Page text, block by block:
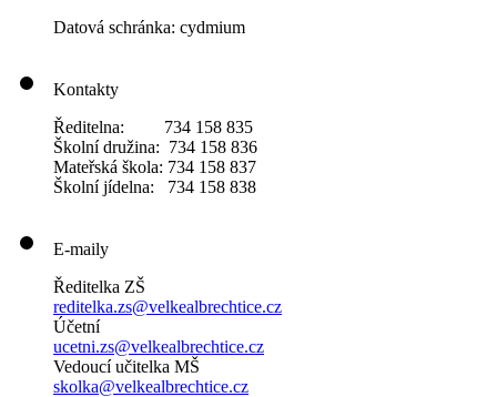
Datová schránka: cydmium
Kontakty
Ředitelna: 734 158 835
Školní družina: 734 158 836
Mateřská škola: 734 158 837
Školní jídelna: 734 158 838
E-maily
Ředitelka ZŠ
reditelka.zs@velkealbrechtice.cz
Účetní
ucetni.zs@velkealbrechtice.cz
Vedoucí učitelka MŠ
skolka@velkealbrechtice.cz